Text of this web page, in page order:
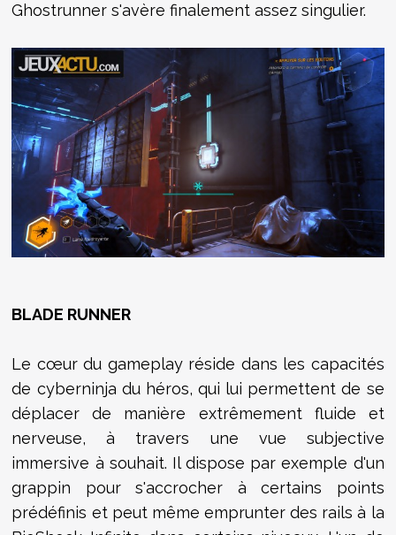
Ghostrunner s'avère finalement assez singulier.
BLADE RUNNER
Le cœur du gameplay réside dans les capacités
de cyberninja du héros, qui lui permettent de se
déplacer de manière extrêmement fluide et
nerveuse, à travers une vue subjective
immersive à souhait. Il dispose par exemple d'un
grappin pour s'accrocher à certains points
prédéfinis et peut même emprunter des rails à la